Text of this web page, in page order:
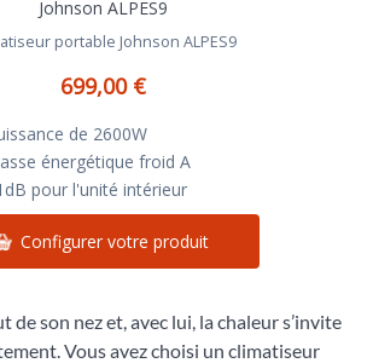
portable Johnson ALPES9
699,00 €
de 2600W
énergétique froid A
pour l'unité intérieur
Configurer votre produit
de son nez et, avec lui, la chaleur s’invite
Vous avez choisi un climatiseur